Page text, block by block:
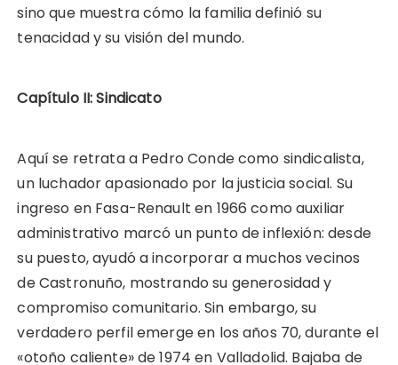
sino que muestra cómo la familia definió su
tenacidad y su visión del mundo.
Capítulo II: Sindicato
Aquí se retrata a Pedro Conde como sindicalista,
un luchador apasionado por la justicia social. Su
ingreso en Fasa-Renault en 1966 como auxiliar
administrativo marcó un punto de inflexión: desde
su puesto, ayudó a incorporar a muchos vecinos
de Castronuño, mostrando su generosidad y
compromiso comunitario. Sin embargo, su
verdadero perfil emerge en los años 70, durante el
«otoño caliente» de 1974 en Valladolid. Bajaba de